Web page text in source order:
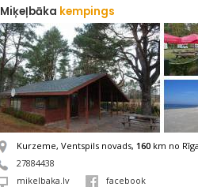
Miķeļbāka kempings
Kurzeme, Ventspils novads, 160 km no
27884438
mikelbaka.lv
facebook